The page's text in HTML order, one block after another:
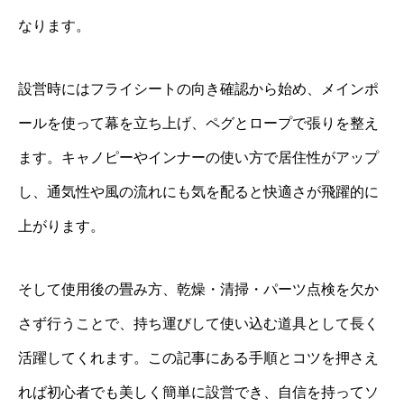
なります。
設営時にはフライシートの向き確認から始め、メインポ
ールを使って幕を立ち上げ、ペグとロープで張りを整え
ます。キャノピーやインナーの使い方で居住性がアップ
し、通気性や風の流れにも気を配ると快適さが飛躍的に
上がります。
そして使用後の畳み方、乾燥・清掃・パーツ点検を欠か
さず行うことで、持ち運びして使い込む道具として長く
活躍してくれます。この記事にある手順とコツを押さえ
れば初心者でも美しく簡単に設営でき、自信を持ってソ